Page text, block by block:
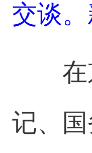
交谈
记、